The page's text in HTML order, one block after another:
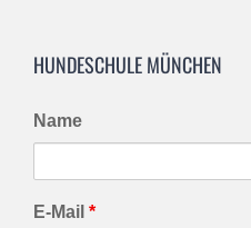
HUNDESCHULE MÜNCHEN
Name
E-Mail *